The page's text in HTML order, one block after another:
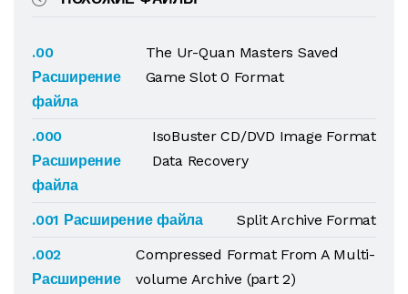
.00
Расширение
файла
The Ur-Quan Masters Saved
Game Slot 0 Format
.000
Расширение
файла
IsoBuster CD/DVD Image Format
Data Recovery
.001 Расширение файла
Split Archive Format
.002
Расширение
Compressed Format From A Multi-
volume Archive (part 2)